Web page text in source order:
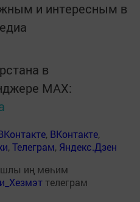
и интересным в
в
MАХ:
, ВКонтакте,
,Телеграм, Яндекс.Дзен
иң мөһим
телеграм